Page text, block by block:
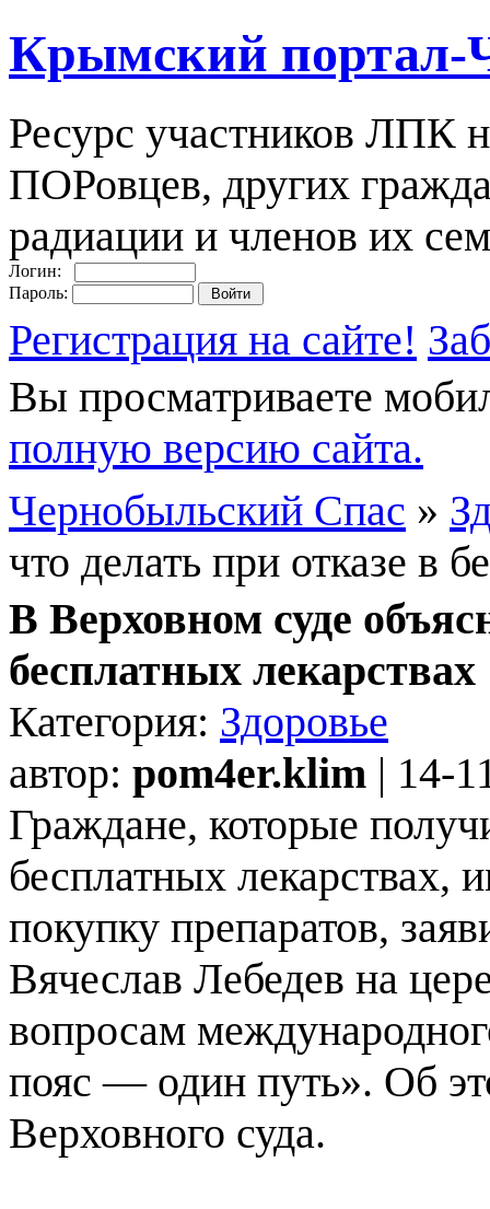
Крымский портал-
Ресурс участников ЛПК
ПОРовцев, других
радиации и членов их
Логин:
Пароль:
Регистрация на сайте!
Вы просматриваете
полную версию сайта.
Чернобыльский Спас »
что делать при отказе в
В Верховном суде
бесплатных лекарствах
Категория: Здоровье
автор: pom4er.klim | 14-
Граждане, которые
бесплатных лекарствах,
покупку препаратов,
Вячеслав Лебедев на
вопросам
пояс — один путь». Об
Верховного суда.